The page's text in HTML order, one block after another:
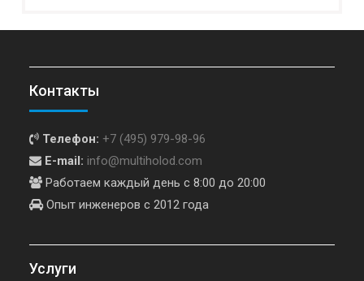
Контакты
Телефон: +7 (495) 979-98-96
E-mail: info@multiholod.com
Работаем каждый день с 8:00 до 20:00
Опыт инженеров с 2012 года
Услуги